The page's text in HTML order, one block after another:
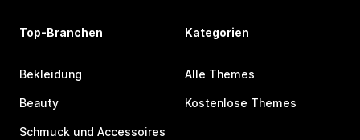
Top-Branchen
Bekleidung
Beauty
Schmuck und Accessoires
Kategorien
Alle Themes
Kostenlose Themes